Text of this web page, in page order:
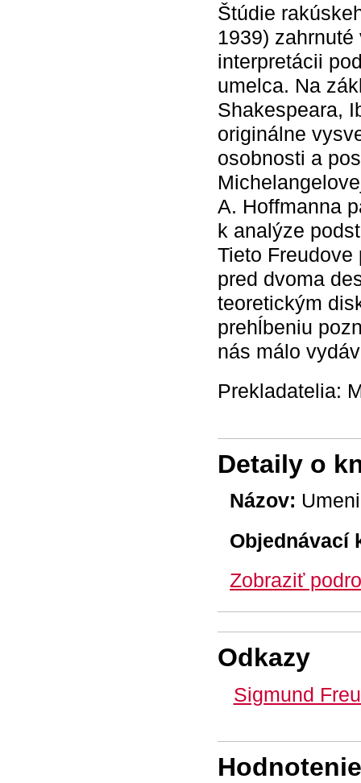
Štúdie
1939)
interpretácii
umelca. Na
Shakespeara,
originálne
osobnosti a
A. Hoffmanna
k analýze
Tieto
pred dvoma
teoretickým
prehĺbeniu
nás málo
Prekladatelia:
Detaily o
Názov:
Objednávací
Zobraziť
Odkazy
Sigmund